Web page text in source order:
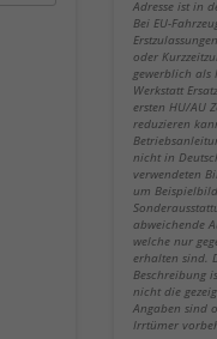
Adresse ist in
Bei EU-
oder
gewerblich als
Werkstatt
ersten HU/AU
reduzieren
nicht in
verwendeten
um
abweichende
welche nur
erhalten sind.
Beschreibung
nicht die
Angaben sind
Irrtümer